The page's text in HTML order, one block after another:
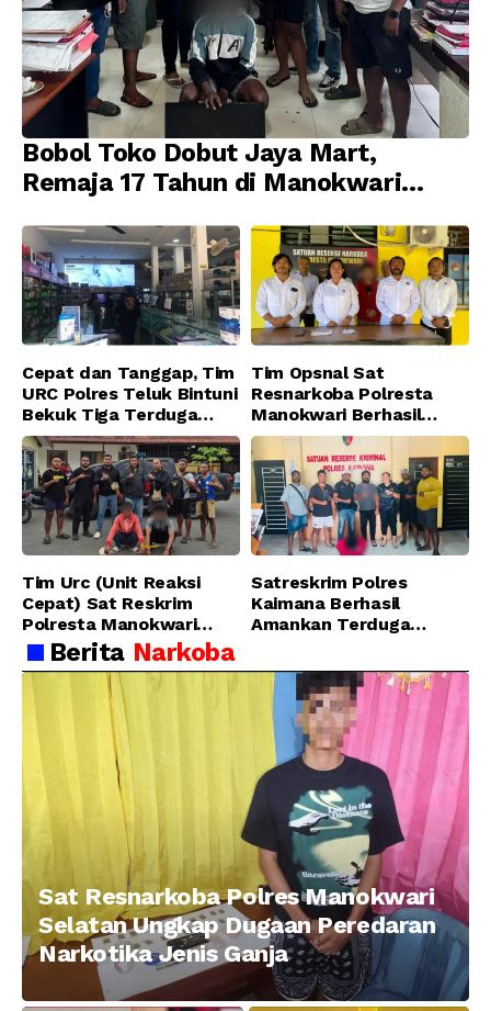
Bobol Toko Dobut Jaya Mart,
Remaja 17 Tahun di Manokwari
Jatanras Polda Papua Barat
Cepat dan Tanggap, Tim
URC Polres Teluk Bintuni
Bekuk Tiga Terduga
Pelaku Pencurian di SMA
Sanawesen
Tim Opsnal Sat
Resnarkoba Polresta
Manokwari Berhasil
Ungkap Kasus Tindak
Pidana Narkotika
Golongan I Jenis Shabu
di SP 4 Distrik Prafi kab.
Manokwari
Tim Urc (Unit Reaksi
Cepat) Sat Reskrim
Polresta Manokwari
Berhasil Tangkap 2
Pelaku Pengeroyokan di
Taman Ria kab.
Manokwari
Satreskrim Polres
Kaimana Berhasil
Amankan Terduga
Menggunakan Senjata
Tajam
Berita Narkoba
Sat Resnarkoba Polres Manokwari
Selatan Ungkap Dugaan Peredaran
Narkotika Jenis Ganja